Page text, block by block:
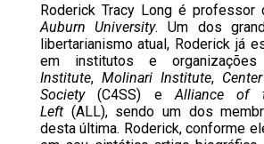
Roderick Tracy Long é professor
Auburn University. Um dos
libertarianismo atual, Roderick já
em institutos e
Institute, Molinari Institute,
Society(C4SS) e Alliance of
Left(ALL), sendo um dos
desta última. Roderick, conforme